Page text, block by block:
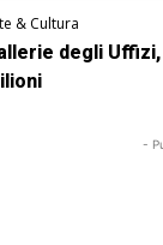
& Cultura
degli
-